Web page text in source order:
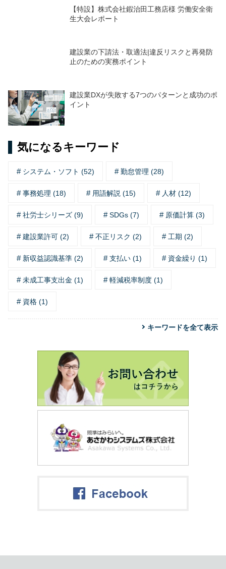
【特設】株式会社鍜治田工務店様 労働安全衛
生大会レポート
建設業の下請法・取適法|違反リスクと再発防
止のための実務ポイント
建設業DXが失敗する7つのパターンと成功のポ
イント
気になるキーワード
システム・ソフト (52) 勤怠管理 (28)
事務処理 (18) 用語解説 (15) 人材 (12)
社労士シリーズ (9) SDGs (7) 原価計算 (3)
建設業許可 (2) 不正リスク (2) 工期 (2)
新収益認識基準 (2) 支払い (1) 資金繰り (1)
未成工事支出金 (1) 軽減税率制度 (1)
資格 (1)
キーワードを全て表示